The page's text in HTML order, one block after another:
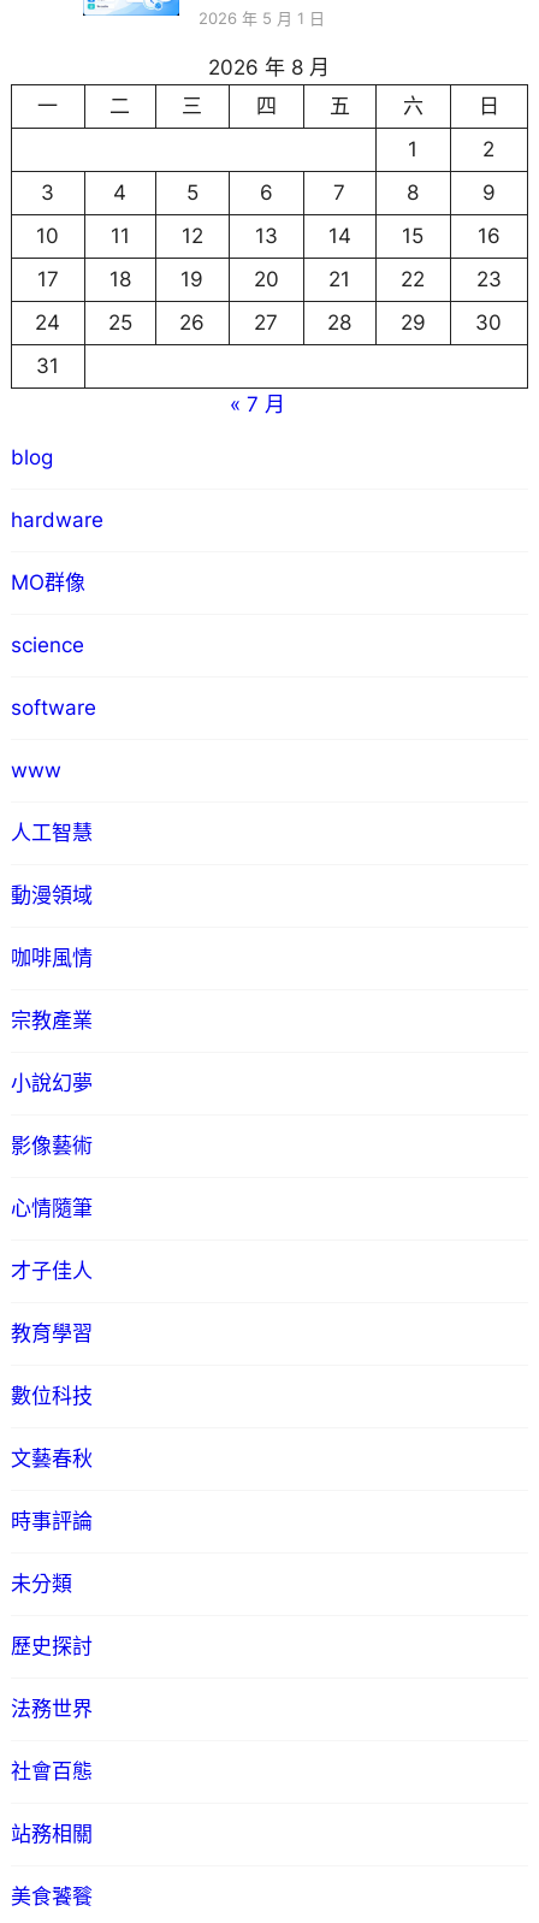
2026 年 5 月 1 日
2026 年 8 月
一
二 三 四 五 六
日
1
2
3
4 5 6 7 8
9
10
11 12 13 14 15
16
17
18 19 20 21 22
23
24
25 26 27 28 29
30
31
« 7 月
blog
hardware
MO群像
science
software
www
人工智慧
動漫領域
咖啡風情
宗教產業
小說幻夢
影像藝術
心情隨筆
才子佳人
教育學習
數位科技
文藝春秋
時事評論
未分類
歷史探討
法務世界
社會百態
站務相關
美食饕餮